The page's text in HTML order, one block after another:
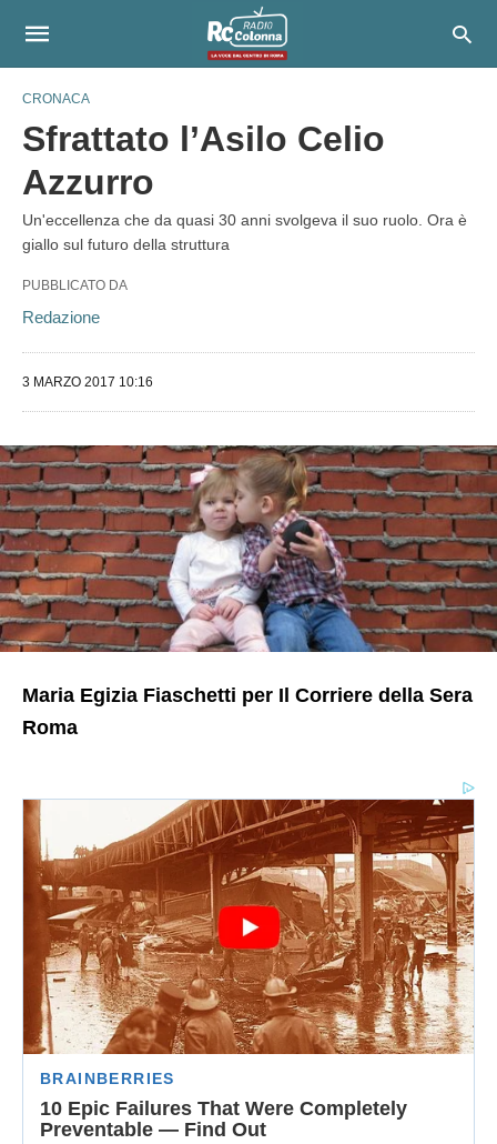
CRONACA
Sfrattato l’Asilo Celio
Azzurro
Un'eccellenza che da quasi 30 anni svolgeva il suo ruolo. Ora è
giallo sul futuro della struttura
PUBBLICATO DA
Redazione
3 MARZO 2017 10:16
Maria Egizia Fiaschetti per Il Corriere della Sera
Roma